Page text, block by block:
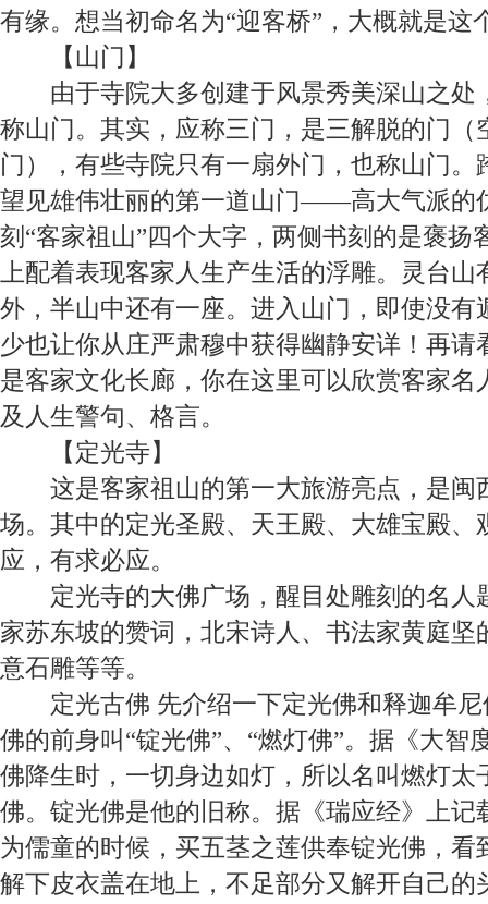
有缘。想当初命名为“迎客桥”，大概就是这
【山门】
由于寺院大多创建于风景秀美深山之处
称山门。其实，应称三门，是三解脱的门（
门），有些寺院只有一扇外门，也称山门。
望见雄伟壮丽的第一道山门——高大气派的
刻“客家祖山”四个大字，两侧书刻的是褒扬
上配着表现客家人生产生活的浮雕。灵台
外，半山中还有一座。进入山门，即使没有
少也让你从庄严肃穆中获得幽静安详！再请
是客家文化长廊，你在这里可以欣赏客家名
及人生警句、格言。
【定光寺】
这是客家祖山的第一大旅游亮点，是闽
场。其中的定光圣殿、天王殿、大雄宝殿、
应，有求必应。
定光寺的大佛广场，醒目处雕刻的名人
家苏东坡的赞词，北宋诗人、书法家黄庭坚
意石雕等等。
定光古佛 先介绍一下定光佛和释迦牟
佛的前身叫“锭光佛”、“燃灯佛”。据《大智
佛降生时，一切身边如灯，所以名叫燃灯太
佛。锭光佛是他的旧称。据《瑞应经》上记
为儒童的时候，买五茎之莲供奉锭光佛，看
解下皮衣盖在地上，不足部分又解开自己的